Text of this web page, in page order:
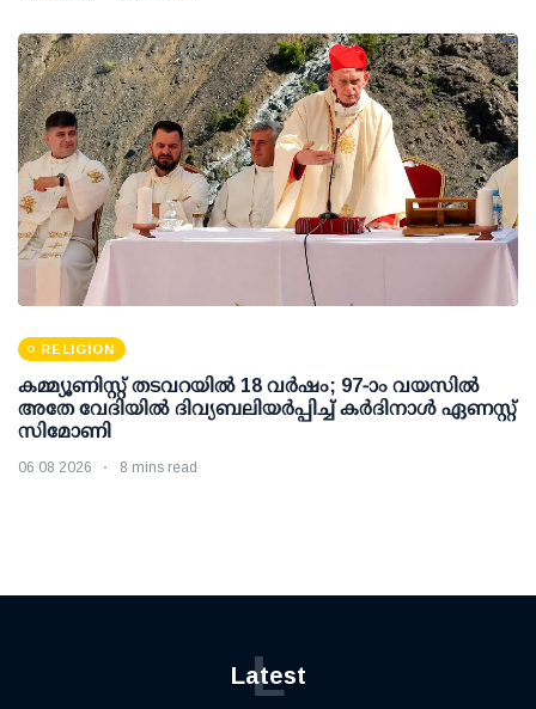
RELIGION
കമ്മ്യൂണിസ്റ്റ് തടവറയില്‍ 18 വര്‍ഷം; 97-ാം വയസില്‍
അതേ വേദിയില്‍ ദിവ്യബലിയര്‍പ്പിച്ച് കര്‍ദിനാള്‍ ഏണസ്റ്റ്
സിമോണി
06 08 2026 8 mins read
Latest
L